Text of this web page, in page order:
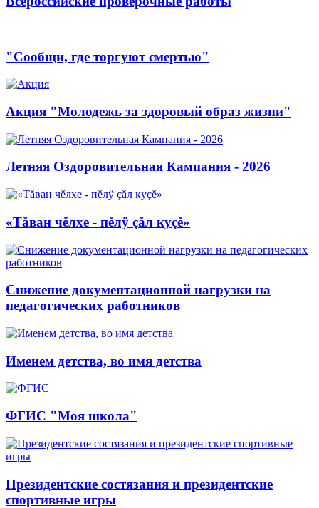
"Сообщи, где торгуют смертью"
Акция "Молодежь за здоровый образ жизни"
Летняя Оздоровительная Кампания - 2026
«Тăван чĕлхе - пĕлÿ çăл куçĕ»
Снижение документационной нагрузки на
педагогических работников
Именем детства, во имя детства
ФГИС "Моя школа"
Президентские состязания и президентские
спортивные игры